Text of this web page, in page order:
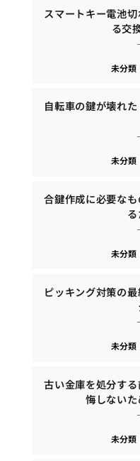
スマートキー電池
る交
未分類
自転車の鍵が壊れ
未分類
合鍵作成に必要な
未分類
ピッキング対策の
未分類
古い金庫を処分す
悔しない
未分類